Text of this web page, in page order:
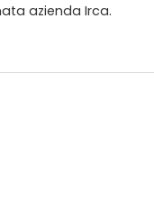
azienda Irca.